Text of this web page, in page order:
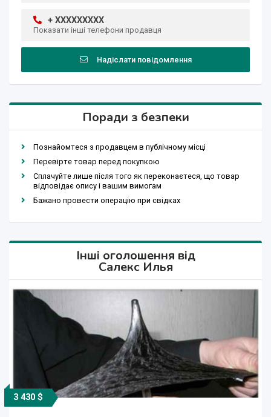
+ XXXXXXXXX
Показати інші телефони продавця
Надіслати повідомлення
Поради з безпеки
Познайомтеся з продавцем в публічному місці
Перевірте товар перед покупкою
Сплачуйте лише після того як переконаєтеся, що товар
відповідає опису і вашим вимогам
Бажано провести операцію при свідках
Інші оголошення від
Салекс Илья
2 350 $
2 350 $
3 430 $
3 430 $ 2 350 $
2 350 $
2 350 $
110 $
2 350 $
2 350 $